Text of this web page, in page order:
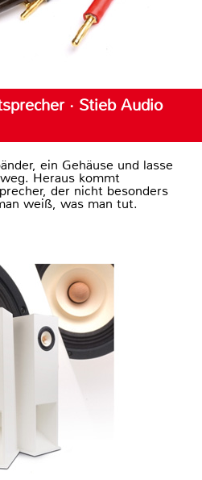
· Stieb Audio
ein Gehäuse und lasse
Heraus kommt
der nicht besonders
weiß, was man tut.